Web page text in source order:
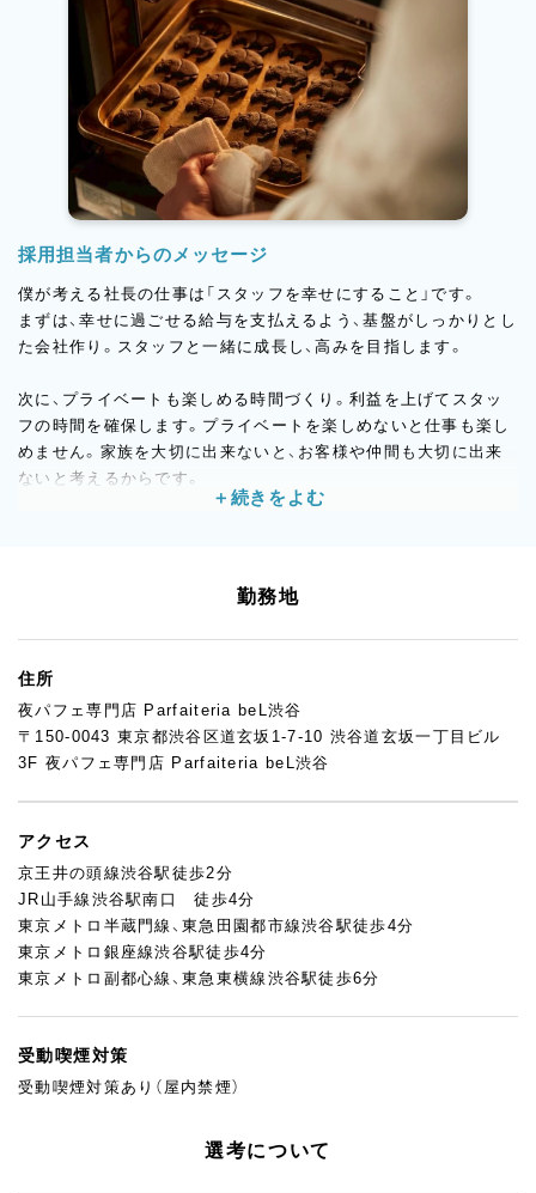
採用担当者からのメッセージ
僕が考える社長の仕事は「スタッフを幸せにすること」です。
まずは、幸せに過ごせる給与を支払えるよう、基盤がしっかりとし
た会社作り。スタッフと一緒に成長し、高みを目指します。
次に、プライベートも楽しめる時間づくり。利益を上げてスタッ
フの時間を確保します。プライベートを楽しめないと仕事も楽し
めません。家族を大切に出来ないと、お客様や仲間も大切に出来
ないと考えるからです。
探せば必ずあります。その中で、輝くところにスポットを当てて
とわからないと思います。
笑顔で仕事できる空間作りを心掛けています。
と結局、ありがちな綺麗ごとを書いてると思われるかもしれませ
勤務地
住所
夜パフェ専門店 Parfaiteria beL渋谷
〒150-0043 東京都渋谷区道玄坂1-7-10 渋谷道玄坂一丁目ビル
3F 夜パフェ専門店 Parfaiteria beL渋谷
アクセス
京王井の頭線渋谷駅徒歩2分
JR山手線渋谷駅南口 徒歩4分
東京メトロ半蔵門線、東急田園都市線渋谷駅徒歩4分
東京メトロ銀座線渋谷駅徒歩4分
東京メトロ副都心線、東急東横線渋谷駅徒歩6分
受動喫煙対策
受動喫煙対策あり（屋内禁煙）
選考について